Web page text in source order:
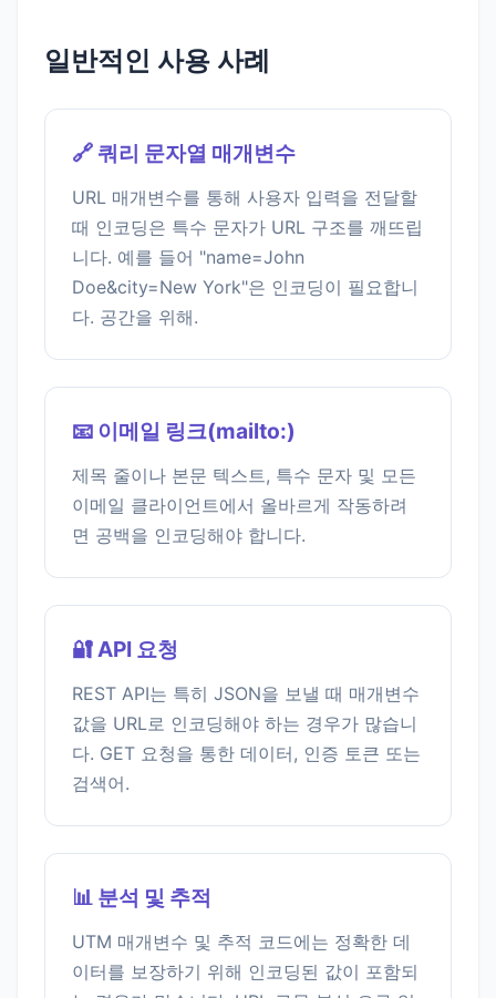
일반적인 사용 사례
🔗 쿼리 문자열 매개변수
URL 매개변수를 통해 사용자 입력을 전달할
때 인코딩은 특수 문자가 URL 구조를 깨뜨립
니다. 예를 들어 "name=John
Doe&city=New York"은 인코딩이 필요합니
다. 공간을 위해.
📧 이메일 링크(mailto:)
제목 줄이나 본문 텍스트, 특수 문자 및 모든
이메일 클라이언트에서 올바르게 작동하려
면 공백을 인코딩해야 합니다.
🔐 API 요청
REST API는 특히 JSON을 보낼 때 매개변수
값을 URL로 인코딩해야 하는 경우가 많습니
다. GET 요청을 통한 데이터, 인증 토큰 또는
검색어.
📊 분석 및 추적
UTM 매개변수 및 추적 코드에는 정확한 데
이터를 보장하기 위해 인코딩된 값이 포함되